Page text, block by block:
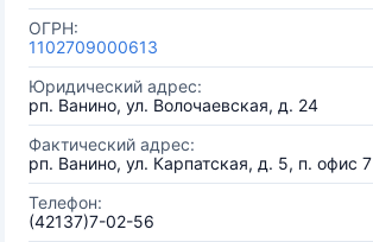
ОГРН:
1102709000613
Юридический адрес:
рп. Ванино, ул. Волочаевская, д. 24
Фактический адрес:
рп. Ванино, ул. Карпатская, д. 5, п. офис 7
Телефон:
(42137)7-02-56